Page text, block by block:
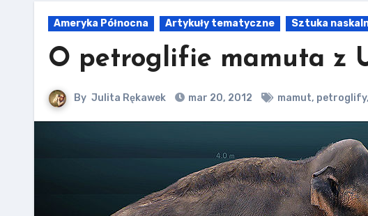
Ameryka Północna Artykuły tematyczne Sztuka
O petroglifie mamuta z
By Julita Rękawek mar 20, 2012 mamut, petroglify,